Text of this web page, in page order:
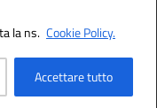
la ns. Cookie Policy.
Accettare tutto
S.r.l.
Italia